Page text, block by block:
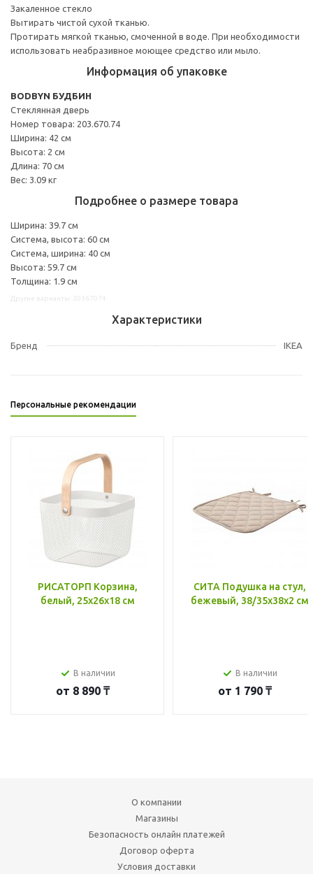
Закаленное стекло
Вытирать чистой сухой тканью.
Протирать мягкой тканью, смоченной в воде. При необходимости
использовать неабразивное моющее средство или мыло.
Информация об упаковке
BODBYN БУДБИН
Стеклянная дверь
Номер товара: 203.670.74
Ширина: 42 см
Высота: 2 см
Длина: 70 см
Вес: 3.09 кг
Подробнее о размере товара
Ширина: 39.7 см
Система, высота: 60 см
Система, ширина: 40 см
Высота: 59.7 см
Толщина: 1.9 см
Характеристики
Бренд IKEA
Персональные рекомендации
РИСАТОРП Корзина,
белый, 25x26x18 см
В наличии
от 8 890 ₸
СИТА Подушка на стул,
бежевый, 38/35x38x2 см
В наличии
от 1 790 ₸
О компании
Магазины
Безопасность онлайн платежей
Договор оферта
Условия доставки